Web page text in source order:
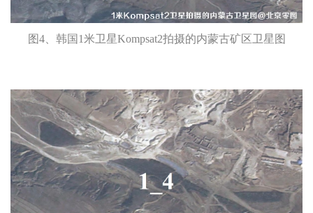
图4、韩国1米卫星Kompsat2拍摄的内蒙古矿区卫星图